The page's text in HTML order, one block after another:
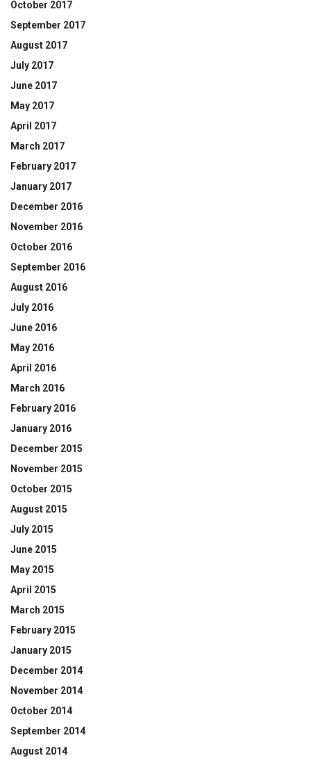
October 2017
September 2017
August 2017
July 2017
June 2017
May 2017
April 2017
March 2017
February 2017
January 2017
December 2016
November 2016
October 2016
September 2016
August 2016
July 2016
June 2016
May 2016
April 2016
March 2016
February 2016
January 2016
December 2015
November 2015
October 2015
August 2015
July 2015
June 2015
May 2015
April 2015
March 2015
February 2015
January 2015
December 2014
November 2014
October 2014
September 2014
August 2014